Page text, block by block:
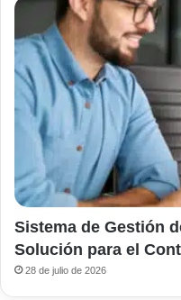
Sistema de Gestión
Solución para el
28 de julio de 2026